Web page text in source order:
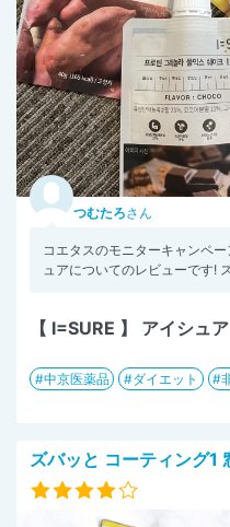
つむたろさん
コエタスのモニターキャンペ
ュアについてのレビューです!
【 I=SURE 】 アイシュア
中京医薬品 ダイエット
ズバッと コーティング1